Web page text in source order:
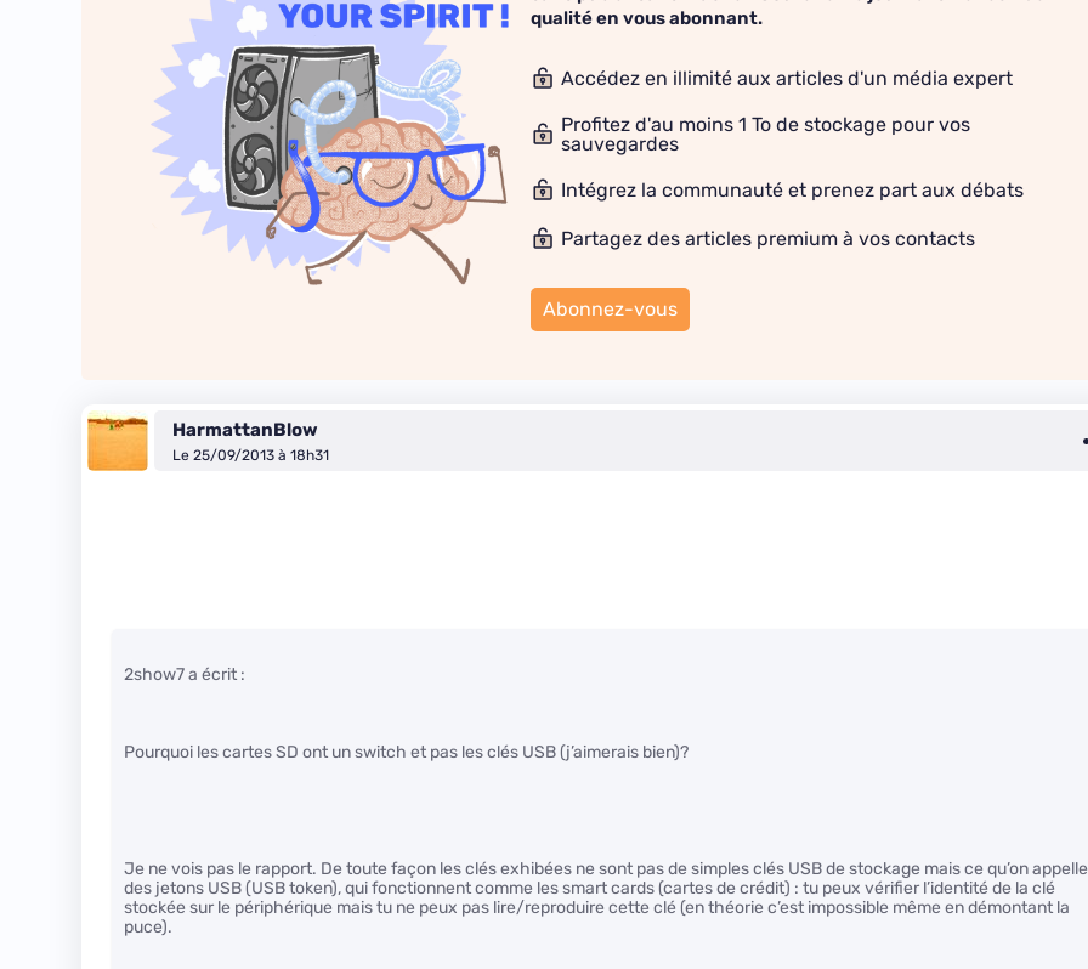
qualité en vous abonnant.
Accédez en illimité aux articles d'un média expert
Profitez d'au moins 1 To de stockage pour vos
sauvegardes
Intégrez la communauté et prenez part aux débats
Partagez des articles premium à vos contacts
Abonnez-vous
HarmattanBlow
Le 25/09/2013 à 18h31
2show7 a écrit :
Pourquoi les cartes SD ont un switch et pas les clés USB (j’aimerais bien)?
Je ne vois pas le rapport. De toute façon les clés exhibées ne sont pas de simples clés USB de stockage mais ce qu’on appelle
des jetons USB (USB token), qui fonctionnent comme les smart cards (cartes de crédit) : tu peux vérifier l’identité de la clé
stockée sur le périphérique mais tu ne peux pas lire/reproduire cette clé (en théorie c’est impossible même en démontant la
puce).